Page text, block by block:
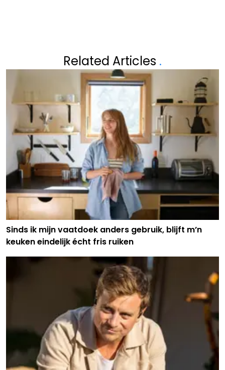
Related Articles .
Sinds ik mijn vaatdoek anders gebruik, blijft m’n
keuken eindelijk écht fris ruiken